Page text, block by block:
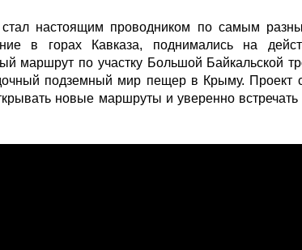
стал настоящим проводником по самым
в горах Кавказа, поднимались на
маршрут по участку Большой Байкальской
подземный мир пещер в Крыму. Проект
новые маршруты и уверенно